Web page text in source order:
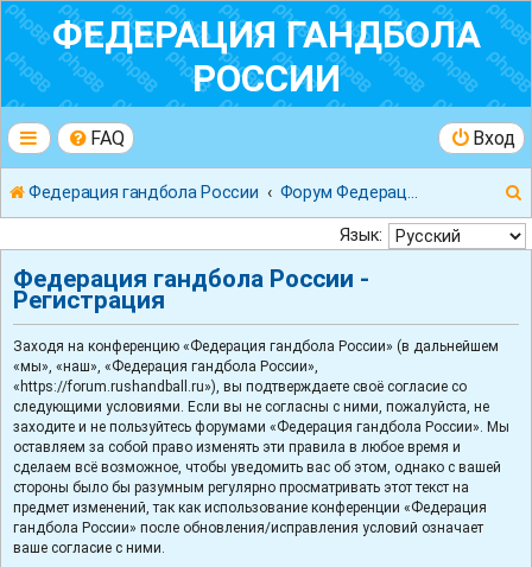
ФЕДЕРАЦИЯ ГАНДБОЛА
РОССИИ
FAQ Вход
Федерация гандбола России
Язык:
Федерация гандбола России -
Регистрация
Заходя на конференцию «Федерация гандбола России» (в дальнейшем
«мы», «наш», «Федерация гандбола России»,
«https://forum.rushandball.ru»), вы подтверждаете своё согласие со
следующими условиями. Если вы не согласны с ними, пожалуйста, не
заходите и не пользуйтесь форумами «Федерация гандбола России». Мы
оставляем за собой право изменять эти правила в любое время и
сделаем всё возможное, чтобы уведомить вас об этом, однако с вашей
стороны было бы разумным регулярно просматривать этот текст на
предмет изменений, так как использование конференции «Федерация
гандбола России» после обновления/исправления условий означает
ваше согласие с ними.